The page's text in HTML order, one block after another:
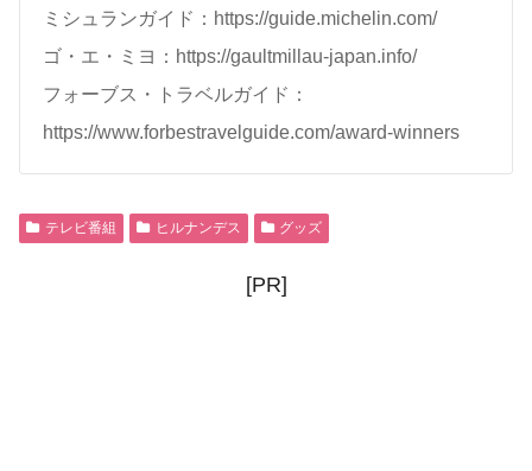
ミシュランガイド：https://guide.michelin.com/
ゴ・エ・ミヨ：https://gaultmillau-japan.info/
フォーブス・トラベルガイド：
https://www.forbestravelguide.com/award-winners
テレビ番組 ヒルナンデス グッズ
[PR]